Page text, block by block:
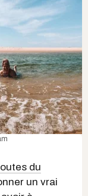
du
un vrai